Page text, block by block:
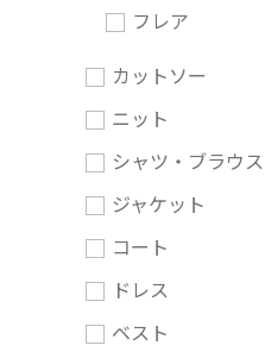
フレア
カットソー
ニット
シャツ・ブラウス
ジャケット
コート
ドレス
ベスト